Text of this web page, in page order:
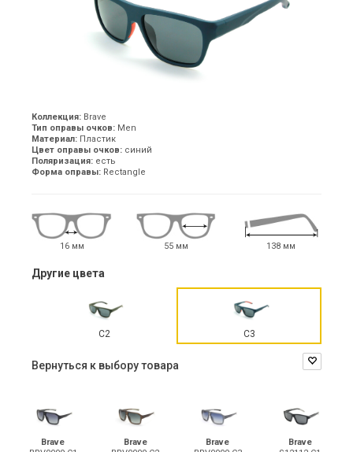
Коллекция: Brave
Тип оправы очков: Men
Материал: Пластик
Цвет оправы очков: синий
Поляризация: есть
Форма оправы: Rectangle
16 мм 55 мм 138 мм
Другие цвета
С2 С3
Вернуться к выбору товара
Brave
Brave
Brave
Brave